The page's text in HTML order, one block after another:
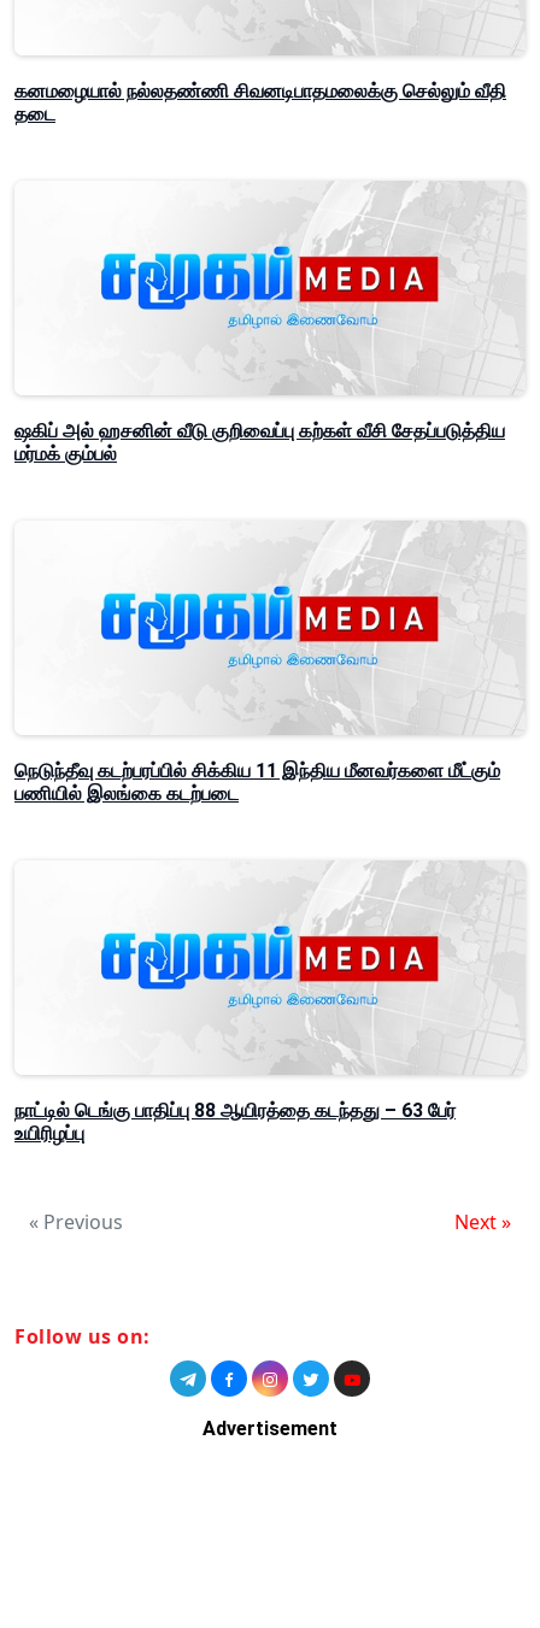
கனமழையால் நல்லதண்ணி சிவனடிபாதமலைக்கு செல்லும் வீதி
தடை
ஷகிப் அல் ஹசனின் வீடு குறிவைப்பு கற்கள் வீசி சேதப்படுத்திய
மர்மக் கும்பல்
நெடுந்தீவு கடற்பரப்பில் சிக்கிய 11 இந்திய மீனவர்களை மீட்கும்
பணியில் இலங்கை கடற்படை
நாட்டில் டெங்கு பாதிப்பு 88 ஆயிரத்தை கடந்தது – 63 பேர்
உயிரிழப்பு
« Previous Next »
Follow us on:
Advertisement